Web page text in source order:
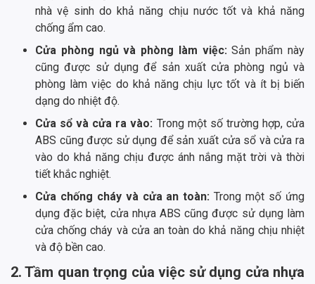
nhà vệ sinh do khả năng chịu nước tốt và khả năng
chống ẩm cao.
Cửa phòng ngủ và phòng làm việc:Sản phẩm này
cũng được sử dụng để sản xuất cửa phòng ngủ và
phòng làm việc do khả năng chịu lực tốt và ít bị biến
dạng do nhiệt độ.
Cửa sổ và cửa ra vào: Trong một số trường hợp, cửa
ABS cũng được sử dụng để sản xuất cửa sổ và cửa ra
vào do khả năng chịu được ánh nắng mặt trời và thời
tiết khắc nghiệt.
Cửa chống cháy và cửa an toàn: Trong một số ứng
dụng đặc biệt, cửa nhựa ABS cũng được sử dụng làm
cửa chống cháy và cửa an toàn do khả năng chịu nhiệt
và độ bền cao.
2. Tầm quan trọng của việc sử dụng cửa nhựa